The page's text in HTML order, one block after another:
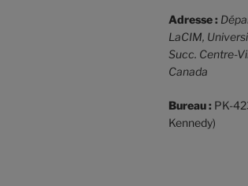
Adresse :
LaCIM,
Succ. Centre-
Canada
Bureau : PK-
Kennedy)